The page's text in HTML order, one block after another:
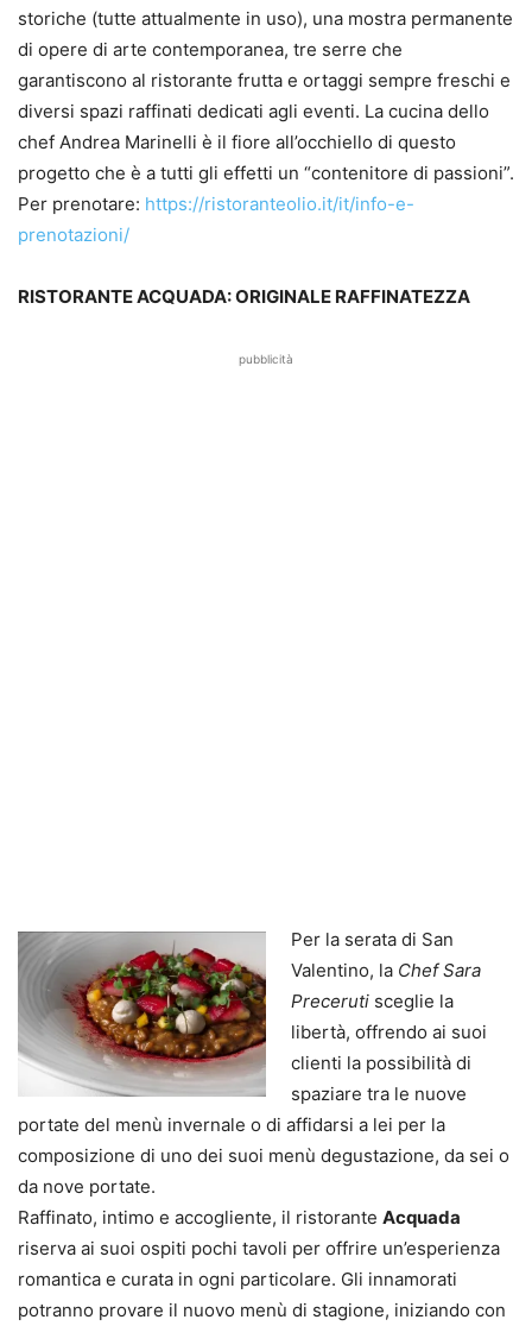
storiche (tutte attualmente in uso), una mostra permanente
di opere di arte contemporanea, tre serre che
garantiscono al ristorante frutta e ortaggi sempre freschi e
diversi spazi raffinati dedicati agli eventi. La cucina dello
chef Andrea Marinelli è il fiore all’occhiello di questo
progetto che è a tutti gli effetti un “contenitore di passioni”.
Per prenotare: https://ristoranteolio.it/it/info-e-
prenotazioni/
RISTORANTE ACQUADA: ORIGINALE RAFFINATEZZA
pubblicità
Per la serata di San
Valentino, la Chef Sara
Preceruti sceglie la
libertà, offrendo ai suoi
clienti la possibilità di
spaziare tra le nuove
portate del menù invernale o di affidarsi a lei per la
composizione di uno dei suoi menù degustazione, da sei o
da nove portate.
Raffinato, intimo e accogliente, il ristorante Acquada
riserva ai suoi ospiti pochi tavoli per offrire un’esperienza
romantica e curata in ogni particolare. Gli innamorati
potranno provare il nuovo menù di stagione, iniziando con